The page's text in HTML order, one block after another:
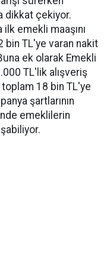
dikkat çekiyor.
ilk emekli maaşını
bin TL'ye varan nakit
ek olarak Emekli
TL'lik alışveriş
18 bin TL'ye
şartlarının
emeklilerin